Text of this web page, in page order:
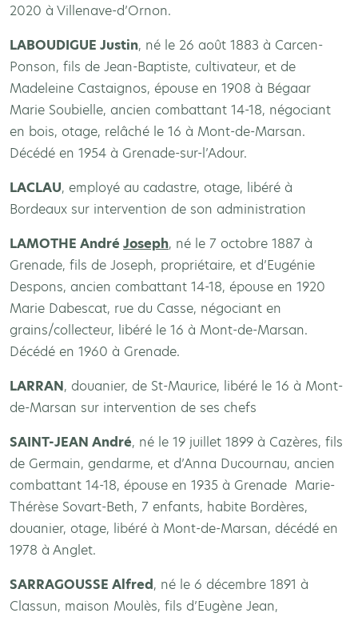
2020 à Villenave-d’Ornon.
LABOUDIGUE Justin, né le 26 août 1883 à Carcen-
Ponson, fils de Jean-Baptiste, cultivateur, et de
Madeleine Castaignos, épouse en 1908 à Bégaar
Marie Soubielle, ancien combattant 14-18, négociant
en bois, otage, relâché le 16 à Mont-de-Marsan.
Décédé en 1954 à Grenade-sur-l’Adour.
LACLAU, employé au cadastre, otage, libéré à
Bordeaux sur intervention de son administration
LAMOTHE André Joseph, né le 7 octobre 1887 à
Grenade, fils de Joseph, propriétaire, et d’Eugénie
Despons, ancien combattant 14-18, épouse en 1920
Marie Dabescat, rue du Casse, négociant en
grains/collecteur, libéré le 16 à Mont-de-Marsan.
Décédé en 1960 à Grenade.
LARRAN, douanier, de St-Maurice, libéré le 16 à Mont-
de-Marsan sur intervention de ses chefs
SAINT-JEAN André, né le 19 juillet 1899 à Cazères, fils
de Germain, gendarme, et d’Anna Ducournau, ancien
combattant 14-18, épouse en 1935 à Grenade Marie-
Thérèse Sovart-Beth, 7 enfants, habite Bordères,
douanier, otage, libéré à Mont-de-Marsan, décédé en
1978 à Anglet.
SARRAGOUSSE Alfred, né le 6 décembre 1891 à
Classun, maison Moulès, fils d’Eugène Jean,